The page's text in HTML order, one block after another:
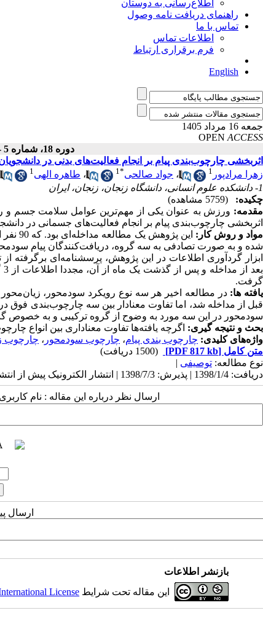
اطلاع‌رسانی به دوستان
راهنمای دریافت نامه وصول
تماس با ما
اطلاعات تماس
فرم برقراری ارتباط
English
جمعه 16 مرداد 1405
OPEN ACCESS
دوره 18، شماره 5 - ( مهر ـ آبان 1398 )
اثربخشی چارچوب‌بندی پیام بر انجام فعالیت‌های بدنی در
زهرا مرادپور 1 ، جواد صالحی*
1 ، طاهره الهی1
1- دانشکده علوم انسانی، دانشگاه زنجان، زنجان، ایران
چکیده:
(5759 مشاهده)
مقدمه: ورزش به عنوان یکی از مهم‌ترین عوامل سلامت جسم و
اثربخشی چارچوب‌بندی پیام بر انجام فعالیت‌های جسمانی در دانشجویان
مواد و روش کار:
این
شده و به صورت تصادفی به سه گروه، دریافت‌کنندگان پیام
ابزار گردآوری اطلاعات در این پژوهش، پرسشنامه‌ای برگرفته
بعد از مداخله و پس از گذشت یک ماه از آن، مجددا اطلاعات از 3 گروه جمع آوری و با استفاده از نرم افزار
گرفت.
یافته ها: در مطالعه اخیر هر سه نوع رویکرد سودمحور،
قبل از مداخله شد، اما تفاوت معنادار بین سه چارچوب‌بندی
سودمحور در این سه مورد به وضوح از گروه ترکیبی و به خصوص
بحث و نتیجه گیری: اگرچه یافته‌ها تفاوت معناداری بین انواع
واژه‌های کلیدی: چارچوب بندی پیام، چارچوب سودمحور ، چارچوب
متن کامل [PDF 817 kb]
(1500 دریافت)
نوع مطالعه: توصیفی |
دریافت: 1398/1/4 | پذیرش: 1398/7/3 | انتشار الکترونیک پیش از انتشار نهایی: 1398/8/14 | انتشار: 1398/8/20
ارسال نظر درباره این مقاله : نام
ارسال
بازنشر اطلاعات
این مقاله تحت شرایط License